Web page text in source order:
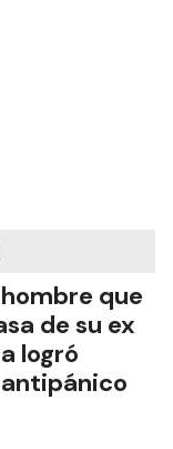
que
de su ex
logró